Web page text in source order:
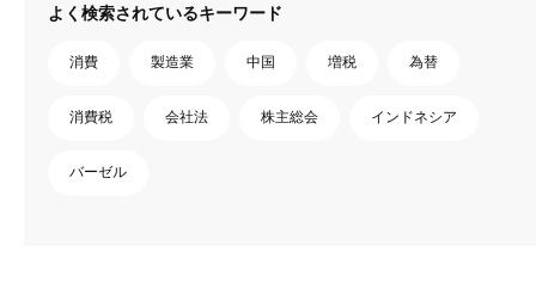
よく検索されているキーワード
消費 製造業 中国 増税 為替
消費税 会社法 株主総会 インドネシア
バーゼル